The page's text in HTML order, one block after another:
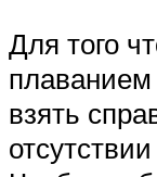
Для того
плаванием
взять